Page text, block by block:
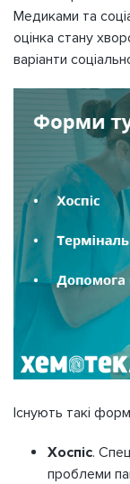
Медиками та
оцінка стану
варіанти
Існують такі
Хоспіс.
проблеми